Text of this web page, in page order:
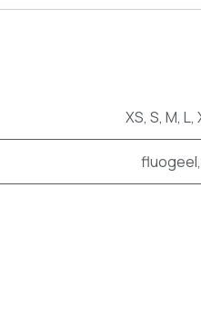
XS, S, M, L,
fluogeel,